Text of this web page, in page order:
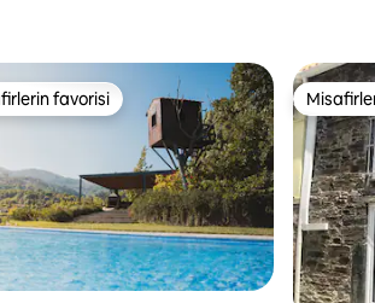
favorilerinden en beğenilenler arasında
favorisi